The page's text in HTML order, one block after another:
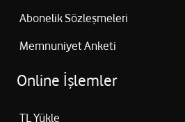
Abonelik Sözleşmeleri
Memnuniyet Anketi
Online İşlemler
TL Yükle